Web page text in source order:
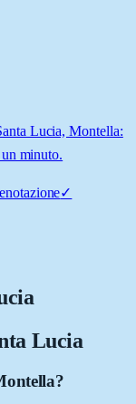
Lucia, Montella:
minuto.
✓
Lucia